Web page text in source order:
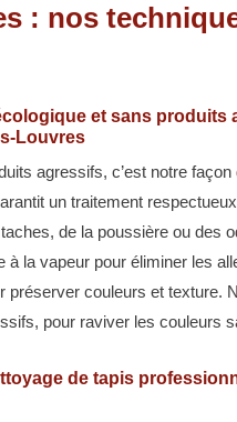
: nos
et sans produits
Louvres
agressifs, c’est notre
un traitement
de la poussière ou des
à la vapeur pour éliminer les
préserver couleurs et texture.
pour raviver les couleurs
de tapis